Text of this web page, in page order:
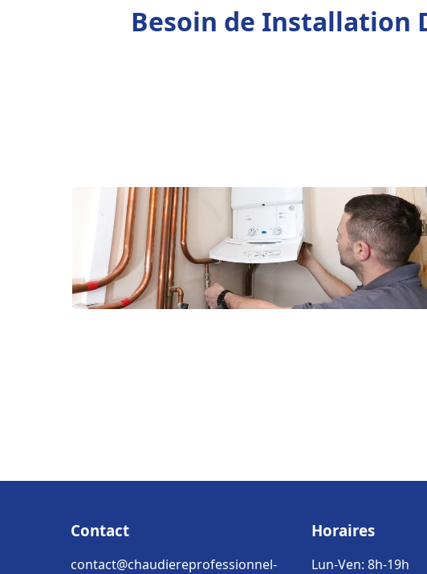
Besoin de Installation
Contact
contact@chaudiereprofessionnel-
Horaires
Lun-Ven: 8h-19h